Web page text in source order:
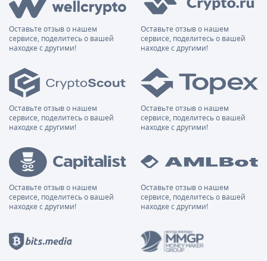
Оставьте отзыв о нашем
сервисе, поделитесь о вашей
находке с другими!
Оставьте отзыв о нашем
сервисе, поделитесь о вашей
находке с другими!
Оставьте отзыв о нашем
сервисе, поделитесь о вашей
находке с другими!
Оставьте отзыв о нашем
сервисе, поделитесь о вашей
находке с другими!
Оставьте отзыв о нашем
сервисе, поделитесь о вашей
находке с другими!
Оставьте отзыв о нашем
сервисе, поделитесь о вашей
находке с другими!